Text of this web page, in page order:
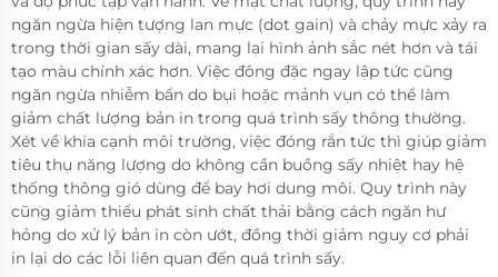
ngăn ngừa hiện tượng lan mực (dot gain) và chảy mực xảy ra
trong thời gian sấy dài, mang lại hình ảnh sắc nét hơn và tái
tạo màu chính xác hơn. Việc đông đặc ngay lập tức cũng
ngăn ngừa nhiễm bẩn do bụi hoặc mảnh vụn có thể làm
giảm chất lượng bản in trong quá trình sấy thông thường.
Xét về khía cạnh môi trường, việc đóng rắn tức thì giúp giảm
tiêu thụ năng lượng do không cần buồng sấy nhiệt hay hệ
thống thông gió dùng để bay hơi dung môi. Quy trình này
cũng giảm thiểu phát sinh chất thải bằng cách ngăn hư
hỏng do xử lý bản in còn ướt, đồng thời giảm nguy cơ phải
in lại do các lỗi liên quan đến quá trình sấy.